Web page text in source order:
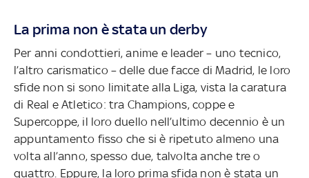
La prima non è stata un derby
Per anni condottieri, anime e leader – uno tecnico,
l’altro carismatico – delle due facce di Madrid, le loro
sfide non si sono limitate alla Liga, vista la caratura
di Real e Atletico: tra Champions, coppe e
Supercoppe, il loro duello nell’ultimo decennio è un
appuntamento fisso che si è ripetuto almeno una
volta all’anno, spesso due, talvolta anche tre o
quattro. Eppure, la loro prima sfida non è stata un